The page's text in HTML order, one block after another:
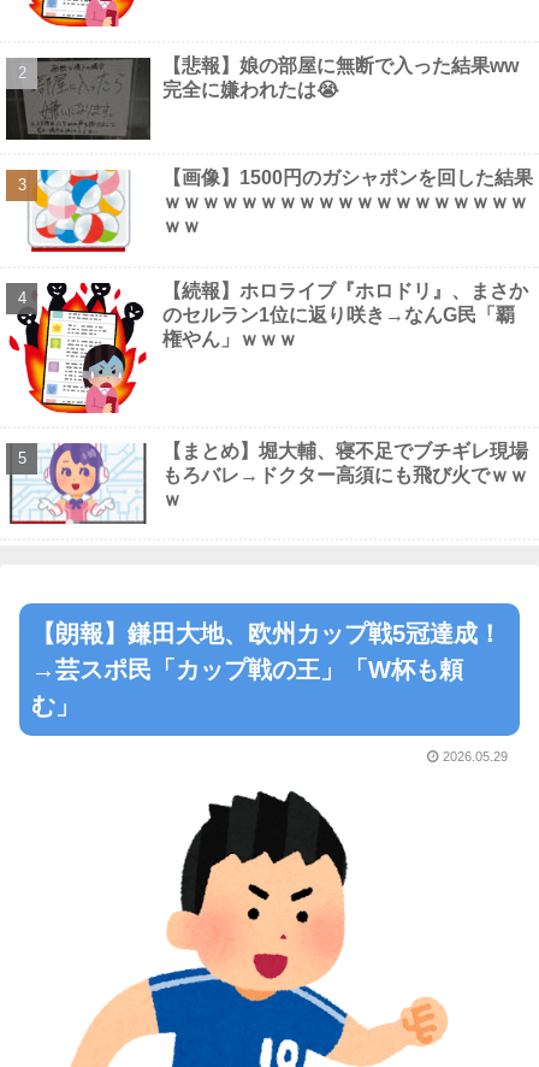
Powered by livedoor 相互RSS
【悲報】娘の部屋に無断で入った結果ww
完全に嫌われたは😭
【画像】1500円のガシャポンを回した結果
ｗｗｗｗｗｗｗｗｗｗｗｗｗｗｗｗｗｗｗ
ｗｗ
【続報】ホロライブ『ホロドリ』、まさか
のセルラン1位に返り咲き→なんG民「覇
権やん」ｗｗｗ
【まとめ】堀大輔、寝不足でブチギレ現場
もろバレ→ドクター高須にも飛び火でｗｗ
ｗ
【朗報】鎌田大地、欧州カップ戦5冠達成！
→芸スポ民「カップ戦の王」「W杯も頼
む」
2026.05.29